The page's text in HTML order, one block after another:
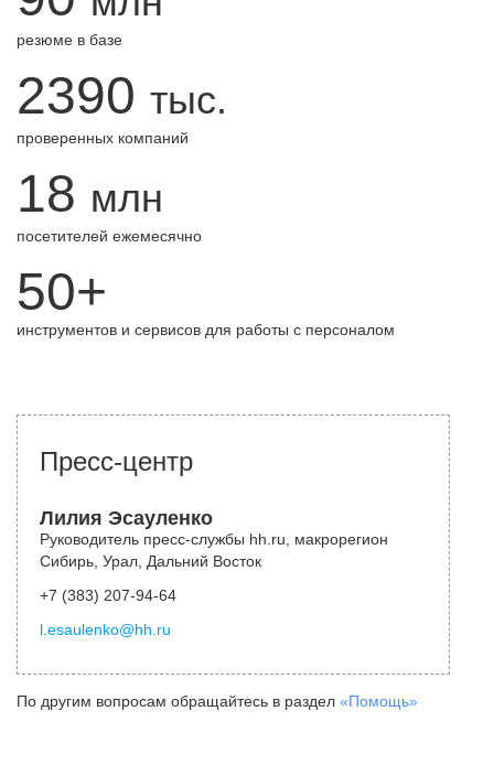
резюме в базе
2390 тыс.
проверенных компаний
18 млн
посетителей ежемесячно
50+
инструментов и сервисов для работы с персоналом
Пресс-центр
Лилия Эсауленко
Руководитель пресс-службы hh.ru, макрорегион
Сибирь, Урал, Дальний Восток
+7 (383) 207-94-64
l.esaulenko@hh.ru
По другим вопросам обращайтесь в раздел «Помощь»